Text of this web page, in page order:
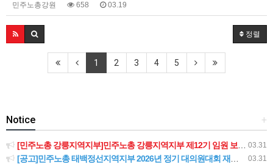
민주노총강원 658 03.19
정렬
1 2 3 4 5
+
Notice
03.31
[민주노총 강릉지역지부]민주노총 강릉지역지부 제12기 임원 보궐선거결과 공고
03.31
[공고]민주노총 태백정선지역지부 2026년 정기 대의원대회 재소집 건